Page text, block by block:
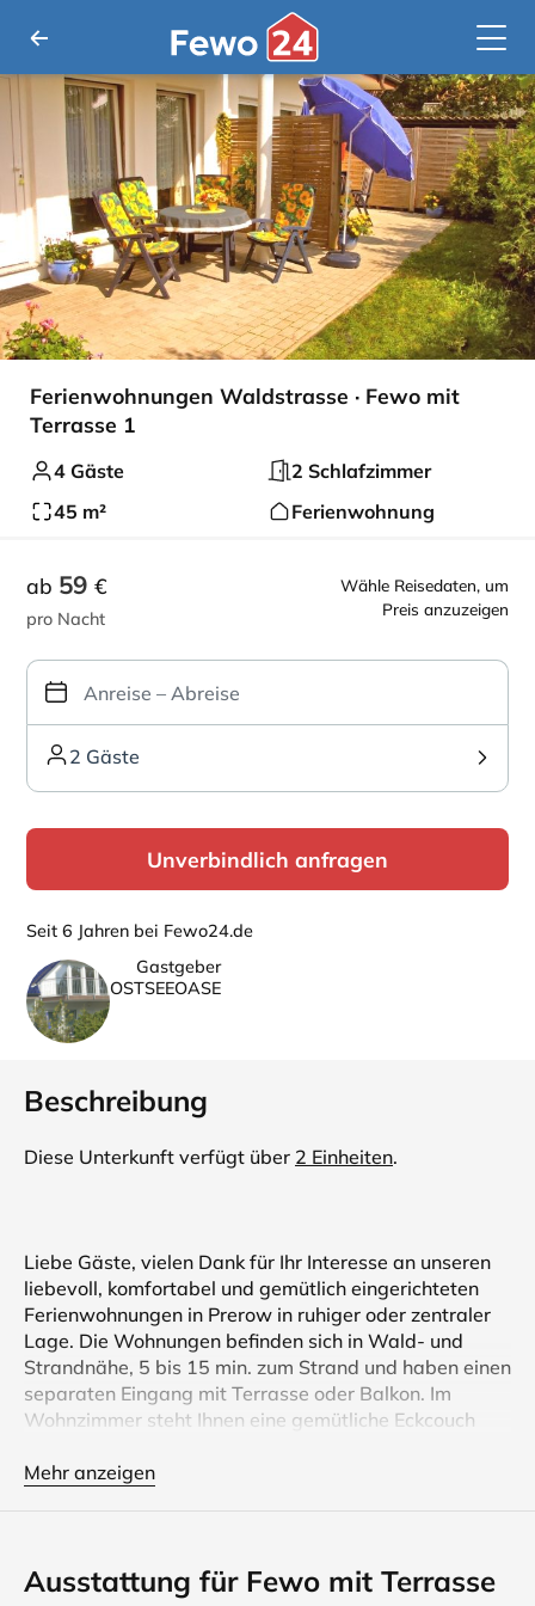
Ferienwohnungen Waldstrasse · Fewo mit
Terrasse 1
4 Gäste
2 Schlafzimmer
45 m²
Ferienwohnung
Wähle Reisedaten, um
Preis anzuzeigen
ab 59 €
pro Nacht
2 Gäste
Unverbindlich anfragen
Seit 6 Jahren bei Fewo24.de
Gastgeber
OSTSEEOASE
Beschreibung
Diese Unterkunft verfügt über 2 Einheiten.
Liebe Gäste, vielen Dank für Ihr Interesse an unseren
liebevoll, komfortabel und gemütlich eingerichteten
Ferienwohnungen in Prerow in ruhiger oder zentraler
Lage. Die Wohnungen befinden sich in Wald- und
Strandnähe, 5 bis 15 min. zum Strand und haben einen
separaten Eingang mit Terrasse oder Balkon. Im
Wohnzimmer steht Ihnen eine gemütliche Eckcouch
Bedarf auch als Aufbettung genutzt werden und so
gehören ebenfalls zur Wohnung. In der Miniküche
Mehr anzeigen
Ausstattung für Fewo mit Terrasse